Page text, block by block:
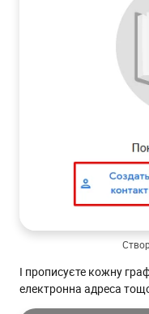
І прописуєте кожну
електронна адреса